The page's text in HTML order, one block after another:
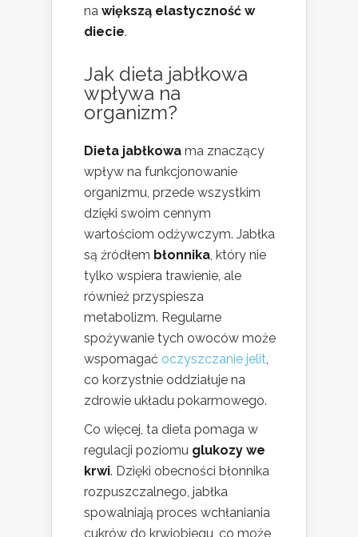
na większą elastyczność w
diecie.
Jak dieta jabłkowa
wpływa na
organizm?
Dieta jabłkowa ma znaczący
wpływ na funkcjonowanie
organizmu, przede wszystkim
dzięki swoim cennym
wartościom odżywczym. Jabłka
są źródłem błonnika, który nie
tylko wspiera trawienie, ale
również przyspiesza
metabolizm. Regularne
spożywanie tych owoców może
wspomagać oczyszczanie jelit,
co korzystnie oddziałuje na
zdrowie układu pokarmowego.
Co więcej, ta dieta pomaga w
regulacji poziomu glukozy we
krwi. Dzięki obecności błonnika
rozpuszczalnego, jabłka
spowalniają proces wchłaniania
cukrów do krwiobiegu, co może